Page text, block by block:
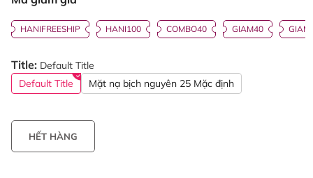
HANIFREESHIP HANI100 COMBO40 GIAM40
Title: Default Title
Default Title
Mặt nạ bịch nguyên 25 Mặc định
HẾT HÀNG